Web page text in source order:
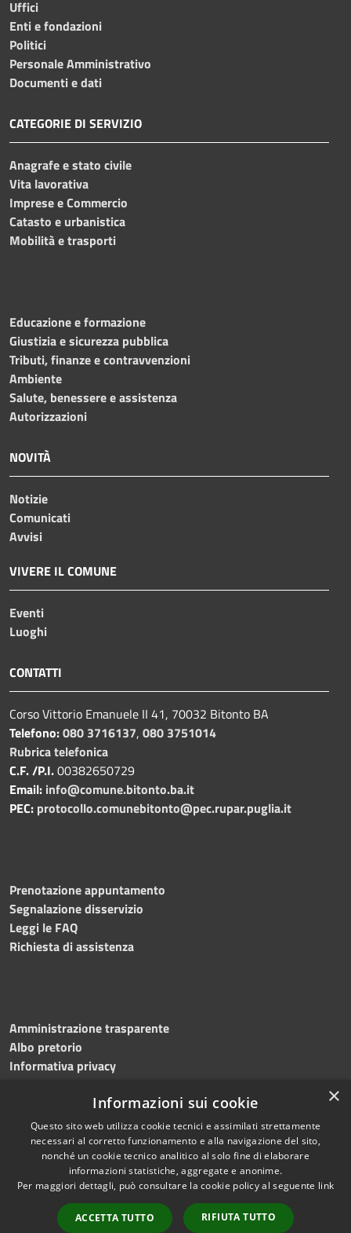
Uffici
Enti e fondazioni
Politici
Personale Amministrativo
Documenti e dati
CATEGORIE DI SERVIZIO
Anagrafe e stato civile
Vita lavorativa
Imprese e Commercio
Catasto e urbanistica
Mobilità e trasporti
Educazione e formazione
Giustizia e sicurezza pubblica
Tributi, finanze e contravvenzioni
Ambiente
Salute, benessere e assistenza
Autorizzazioni
NOVITÀ
Notizie
Comunicati
Avvisi
VIVERE IL COMUNE
Eventi
Luoghi
CONTATTI
Corso Vittorio Emanuele II 41, 70032 Bitonto BA
Telefono:080 3716137, 080 3751014
Rubrica telefonica
C.F. /P.I.00382650729
Email: info@comune.bitonto.ba.it
PEC: protocollo.comunebitonto@pec.rupar.puglia.it
Prenotazione appuntamento
Segnalazione disservizio
Leggi le FAQ
Richiesta di assistenza
Amministrazione trasparente
Albo pretorio
Informativa privacy
Dichiarazione di accessibilità Meccanismo di feedback
RSS
Accessibilità
Copyright © 2026 • Comune di
Bitonto • Powered by
Municipium•
Accesso
×
Informazioni sui cookie
Questo sito web utilizza cookie tecnici e assimilati strettamente
necessari al corretto funzionamento e alla navigazione del sito,
nonché un cookie tecnico analitico al solo fine di elaborare
informazioni statistiche, aggregate e anonime.
Per maggiori dettagli, può consultare la cookie policy al seguente link
ACCETTA TUTTO RIFIUTA TUTTO